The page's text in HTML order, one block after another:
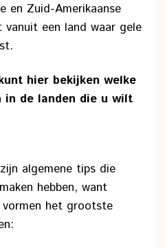
en Zuid-Amerikaanse
vanuit een land waar gele
hier bekijken welke
in de landen die u wilt
algemene tips die
hebben, want
het grootste